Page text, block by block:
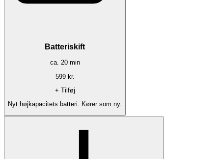
Batteriskift
ca. 20min
599kr.
+ Tilføj
Nyt højkapacitets batteri. Kører som ny.